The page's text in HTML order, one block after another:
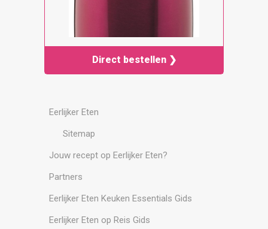
Direct bestellen ❯
Eerlijker Eten
Sitemap
Jouw recept op Eerlijker Eten?
Partners
Eerlijker Eten Keuken Essentials Gids
Eerlijker Eten op Reis Gids